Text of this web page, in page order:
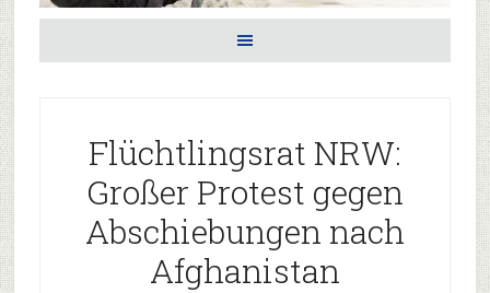
Flüchtlingsrat NRW:
Großer Protest gegen
Abschiebungen nach
Afghanistan